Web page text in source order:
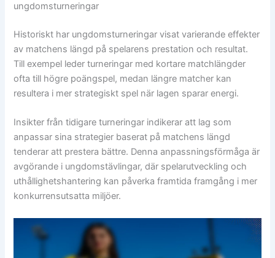
ungdomsturneringar
Historiskt har ungdomsturneringar visat varierande effekter
av matchens längd på spelarens prestation och resultat.
Till exempel leder turneringar med kortare matchlängder
ofta till högre poängspel, medan längre matcher kan
resultera i mer strategiskt spel när lagen sparar energi.
Insikter från tidigare turneringar indikerar att lag som
anpassar sina strategier baserat på matchens längd
tenderar att prestera bättre. Denna anpassningsförmåga är
avgörande i ungdomstävlingar, där spelarutveckling och
uthållighetshantering kan påverka framtida framgång i mer
konkurrensutsatta miljöer.